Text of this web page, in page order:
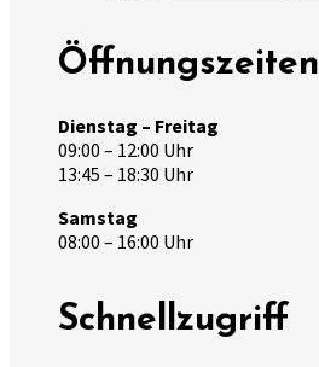
Öffnungszeiten
Dienstag – Freitag
09:00 – 12:00 Uhr
13:45 – 18:30 Uhr
Samstag
08:00 – 16:00 Uhr
Schnellzugriff